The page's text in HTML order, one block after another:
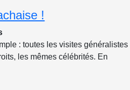
!
: toutes les visites généralistes
les mêmes célébrités. En